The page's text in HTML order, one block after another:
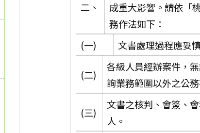
二、
成重大影響。請依「
務作法如下：
(一)
文書處理過程應妥
(二)
各級人員經辦案件，
詢業務範圍以外之公務
(三)
文書之核判、會簽、
人。